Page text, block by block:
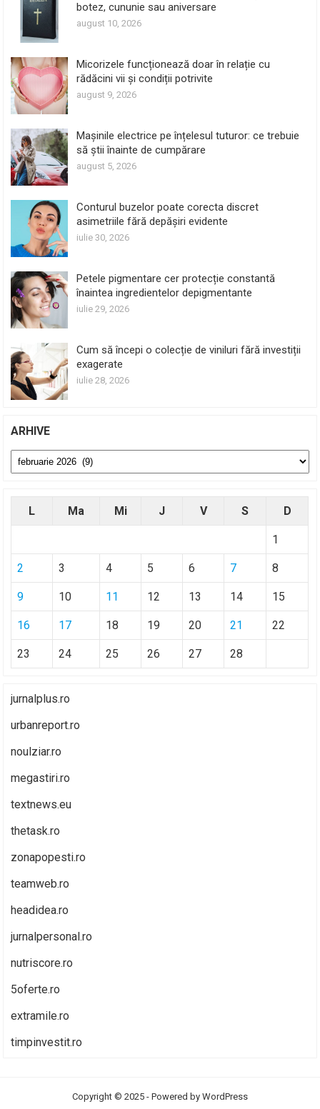
botez, cununie sau aniversare
august 10, 2026
Micorizele funcționează doar în relație cu
rădăcini vii și condiții potrivite
august 9, 2026
Mașinile electrice pe înțelesul tuturor: ce trebuie
să știi înainte de cumpărare
august 5, 2026
Conturul buzelor poate corecta discret
asimetriile fără depășiri evidente
iulie 30, 2026
Petele pigmentare cer protecție constantă
înaintea ingredientelor depigmentante
iulie 29, 2026
Cum să începi o colecție de viniluri fără investiții
exagerate
iulie 28, 2026
ARHIVE
Arhive
L Ma Mi J V S D
1
2 3 4 5 6 7 8
9 10 11 12 13 14 15
16 17 18 19 20 21 22
23 24 25 26 27 28
jurnalplus.ro
urbanreport.ro
noulziar.ro
megastiri.ro
textnews.eu
thetask.ro
zonapopesti.ro
teamweb.ro
headidea.ro
jurnalpersonal.ro
nutriscore.ro
5oferte.ro
extramile.ro
timpinvestit.ro
Copyright © 2025 - Powered by WordPress